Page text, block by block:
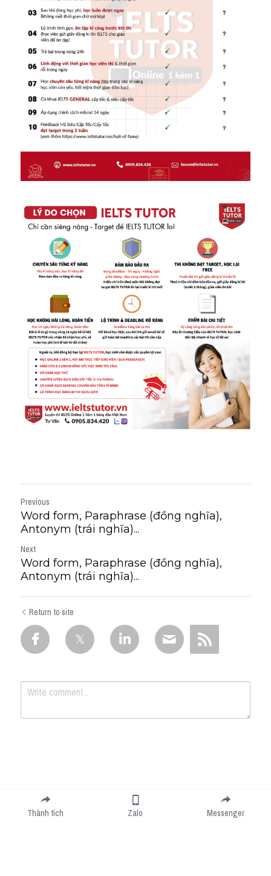
Previous
Word form, Paraphrase (đồng nghĩa),
Antonym (trái nghĩa)...
Next
Word form, Paraphrase (đồng nghĩa),
Antonym (trái nghĩa)...
Return to site
Submit
Thành tích Zalo Messenger